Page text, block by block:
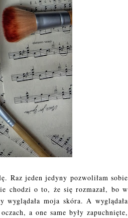
Raz jeden jedyny pozwoliłam sobie
chodzi o to, że się rozmazał, bo w
moja skóra. A wyglądała
a one same były zapuchnięte,